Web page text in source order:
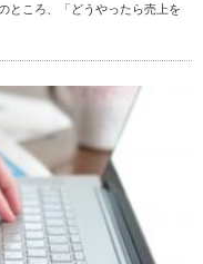
ところ、「どうやったら売上を